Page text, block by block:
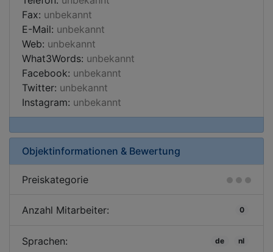
Fax: unbekannt
E-Mail: unbekannt
Web: unbekannt
What3Words: unbekannt
Facebook: unbekannt
Twitter: unbekannt
Instagram: unbekannt
Objektinformationen & Bewertung
Preiskategorie
Anzahl Mitarbeiter: 0
Sprachen: de nl